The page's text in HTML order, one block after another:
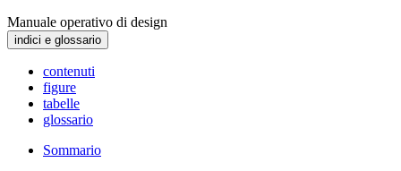
Manuale operativo di design
indici e glossario
contenuti
figure
tabelle
glossario
Sommario